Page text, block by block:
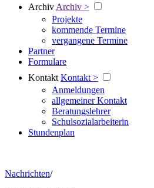
Archiv Archiv >
Projekte
kommende Termine
vergangene Termine
Partner
Formulare
Kontakt Kontakt >
Anmeldungen
allgemeiner Kontakt
Beratungslehrer
Schulsozialarbeiterin
Stundenplan
Nachrichten/